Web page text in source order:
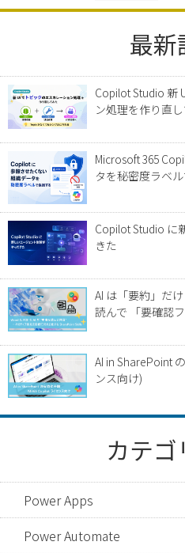
最新
Copilot Studio 新
ン処理を作り直
Microsoft 365
タを秘密度ラベ
Copilot Studio に
きた
AI は「要約」だ
読んで 「要確認
AI in SharePoint
ンス向け)
カテ
Power Apps
Power Automate